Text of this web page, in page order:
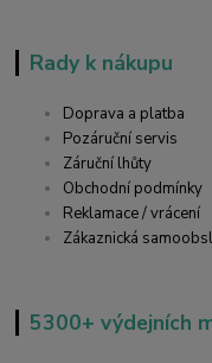
Rady k nákupu
Doprava a platba
Pozáruční servis
Záruční lhůty
Obchodní podmínky
Reklamace / vrácení
Zákaznická
5300+ výdejních